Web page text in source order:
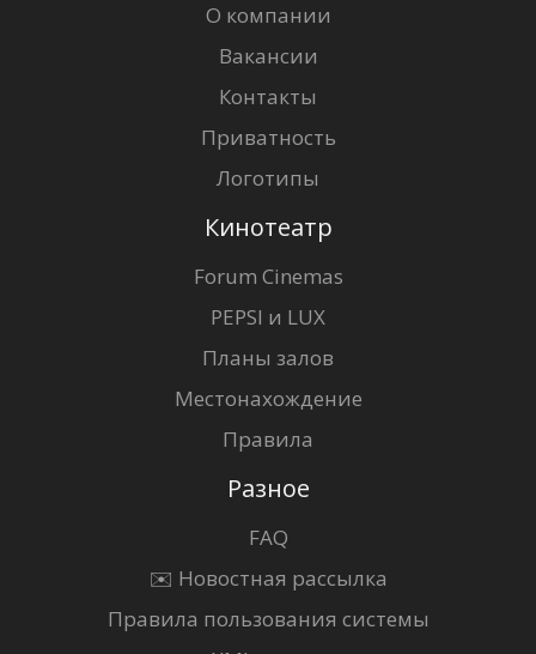
О компании
Вакансии
Контакты
Приватность
Логотипы
Кинотеатр
Forum Cinemas
PEPSI и LUX
Планы залов
Местонахождение
Правила
Разное
FAQ
✉️ Новостная рассылка
Правила пользования системы